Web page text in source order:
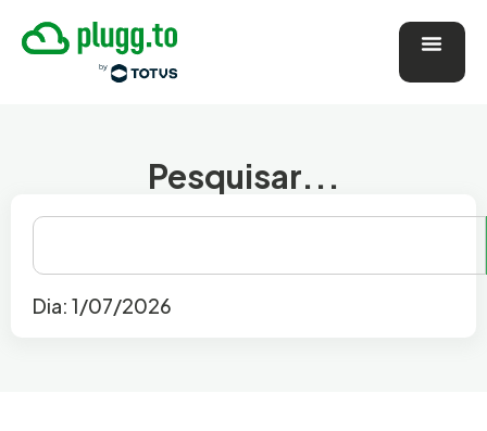
Pesquisar...
Dia: 1/07/2026